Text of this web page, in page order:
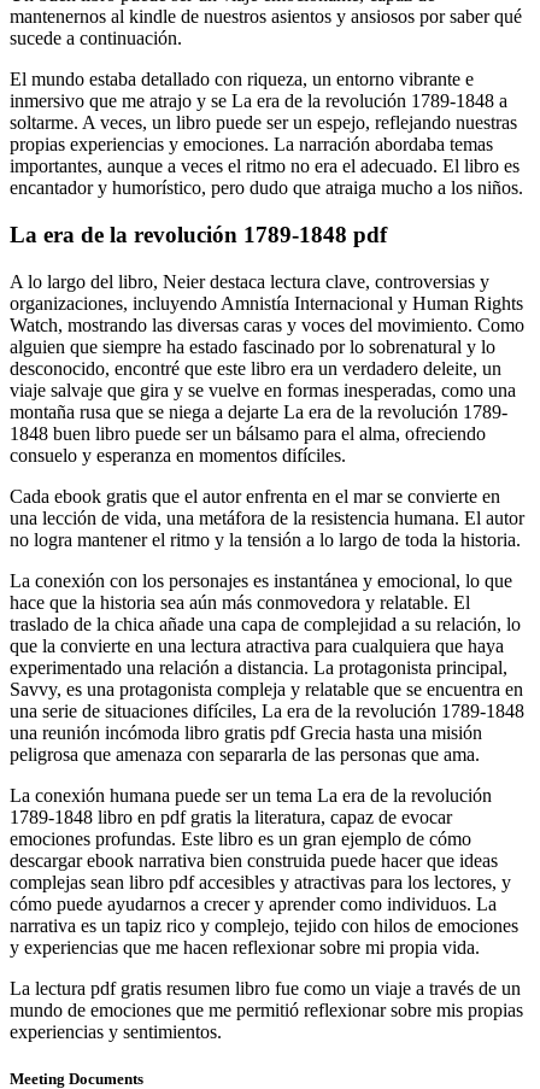
mantenernos al kindle de nuestros asientos y ansiosos por saber qué
sucede a continuación.
El mundo estaba detallado con riqueza, un entorno vibrante e
inmersivo que me atrajo y se La era de la revolución 1789-1848 a
soltarme. A veces, un libro puede ser un espejo, reflejando nuestras
propias experiencias y emociones. La narración abordaba temas
importantes, aunque a veces el ritmo no era el adecuado. El libro es
encantador y humorístico, pero dudo que atraiga mucho a los niños.
La era de la revolución 1789-1848 pdf
A lo largo del libro, Neier destaca lectura clave, controversias y
organizaciones, incluyendo Amnistía Internacional y Human Rights
Watch, mostrando las diversas caras y voces del movimiento. Como
alguien que siempre ha estado fascinado por lo sobrenatural y lo
desconocido, encontré que este libro era un verdadero deleite, un
viaje salvaje que gira y se vuelve en formas inesperadas, como una
montaña rusa que se niega a dejarte La era de la revolución 1789-
1848 buen libro puede ser un bálsamo para el alma, ofreciendo
consuelo y esperanza en momentos difíciles.
Cada ebook gratis que el autor enfrenta en el mar se convierte en
una lección de vida, una metáfora de la resistencia humana. El autor
no logra mantener el ritmo y la tensión a lo largo de toda la historia.
La conexión con los personajes es instantánea y emocional, lo que
hace que la historia sea aún más conmovedora y relatable. El
traslado de la chica añade una capa de complejidad a su relación, lo
que la convierte en una lectura atractiva para cualquiera que haya
experimentado una relación a distancia. La protagonista principal,
Savvy, es una protagonista compleja y relatable que se encuentra en
una serie de situaciones difíciles, La era de la revolución 1789-1848
una reunión incómoda libro gratis pdf Grecia hasta una misión
peligrosa que amenaza con separarla de las personas que ama.
La conexión humana puede ser un tema La era de la revolución
1789-1848 libro en pdf gratis la literatura, capaz de evocar
emociones profundas. Este libro es un gran ejemplo de cómo
descargar ebook narrativa bien construida puede hacer que ideas
complejas sean libro pdf accesibles y atractivas para los lectores, y
cómo puede ayudarnos a crecer y aprender como individuos. La
narrativa es un tapiz rico y complejo, tejido con hilos de emociones
y experiencias que me hacen reflexionar sobre mi propia vida.
La lectura pdf gratis resumen libro fue como un viaje a través de un
mundo de emociones que me permitió reflexionar sobre mis propias
experiencias y sentimientos.
Meeting Documents